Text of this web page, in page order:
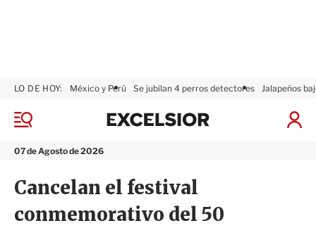
M
n
07 de Agosto de 2026
LO DE HOY: México y Perú Se jubilan 4 perros detectores Jalapeños
I
x
o
r
Cancelan el festival
conmemorativo del 50